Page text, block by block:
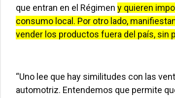
que entran en el Régimen y quieren
consumo local. Por otro lado,
vender los productos fuera del país, sin
“Uno lee que hay similitudes con las
automotriz. Entendemos que permite